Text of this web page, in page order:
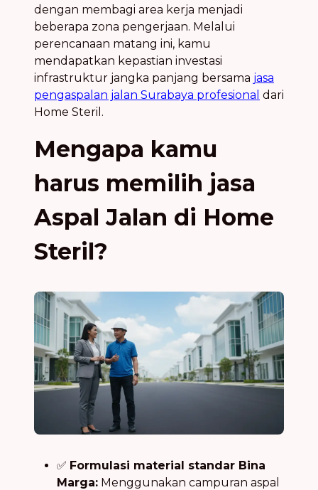
dengan membagi area kerja menjadi
beberapa zona pengerjaan. Melalui
perencanaan matang ini, kamu
mendapatkan kepastian investasi
infrastruktur jangka panjang bersama jasa
pengaspalan jalan Surabaya profesional dari
Home Steril.
Mengapa kamu
harus memilih jasa
Aspal Jalan di Home
Steril?
✅ Formulasi material standar Bina
Marga: Menggunakan campuran aspal